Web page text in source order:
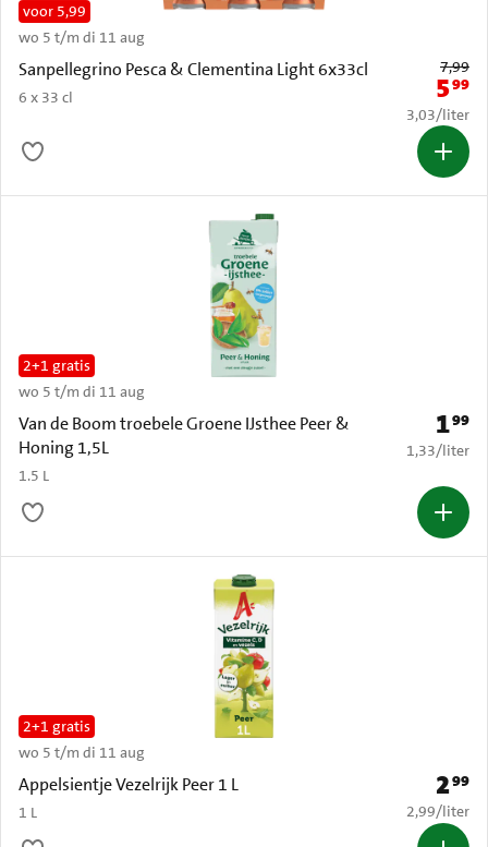
Sanpellegrino Pesca & Clementina Light 6x33cl
6 x 33 cl
voor 5,99
wo 5 t/m di 11 aug
Oude prijs:
7,99
599
€ 3,03 per
3,03/liter
Van de Boom troebele Groene IJsthee Peer &
Honing 1,5L
1.5 L
2+1 gratis
wo 5 t/m di 11 aug
Prijs:
199
€ 1,33 per
1,33/liter
Appelsientje Vezelrijk Peer 1 L
1 L
2+1 gratis
wo 5 t/m di 11 aug
Prijs:
299
€ 2,99 per
2,99/liter